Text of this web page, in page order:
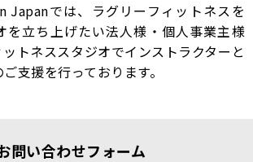
Japanでは、ラグリーフィットネスを
を立ち上げたい法人様・個人事業主様
トネススタジオでインストラクターと
支援を行っております。
問い合わせフォーム